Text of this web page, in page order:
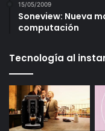
15/05/2009
Soneview: Nueva
computación
Tecnología al